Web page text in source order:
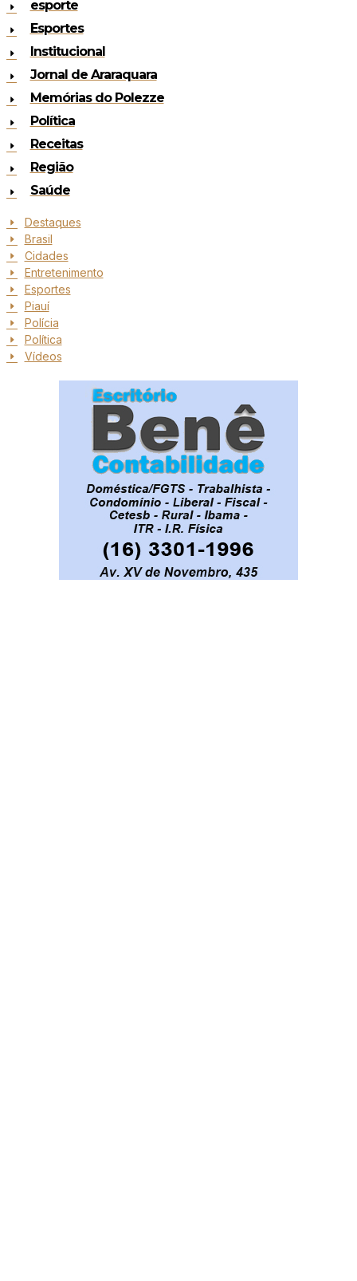
esporte
Esportes
Institucional
Jornal de Araraquara
Memórias do Polezze
Política
Receitas
Região
Saúde
Destaques
Brasil
Cidades
Entretenimento
Esportes
Piauí
Polícia
Política
Vídeos